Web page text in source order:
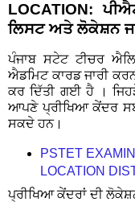
LOCATION:
ਲਿਸਟ ਅਤੇ ਲੋਕੇਸ਼ਨ
ਪੰਜਾਬ ਸਟੇਟ ਟੀਚਰ
ਐਡਮਿਟ ਕਾਰਡ ਜਾਰੀ
ਕਰ ਦਿੱਤੀ ਗਈ ਹੈ ।
ਆਪਣੇ ਪ੍ਰੀਖਿਆ ਕੇਂਦਰ
ਸਕਦੇ ਹਨ।
PSTET
LOCATION
ਪ੍ਰੀਖਿਆ ਕੇਂਦਰਾਂ ਦੀ